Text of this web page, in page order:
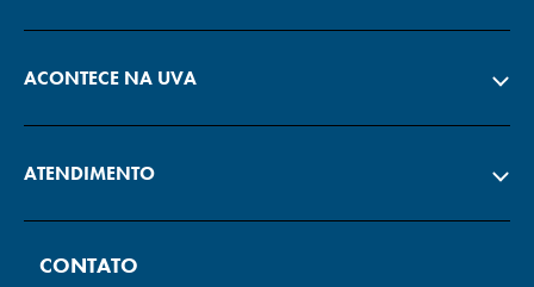
ACONTECE NA UVA
ATENDIMENTO
CONTATO